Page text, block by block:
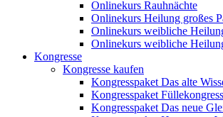
Onlinekurs Rauhnächte
Onlinekurs Heilung großes
Onlinekurs weibliche
Onlinekurs weibliche
Kongresse
Kongresse kaufen
Kongresspaket Das alte
Kongresspaket Füllekongress
Kongresspaket Das neue